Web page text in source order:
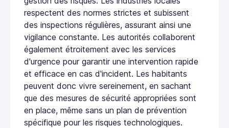
respectent des normes strictes et subissent
des inspections régulières, assurant ainsi une
vigilance constante. Les autorités collaborent
également étroitement avec les services
d'urgence pour garantir une intervention rapide
et efficace en cas d'incident. Les habitants
peuvent donc vivre sereinement, en sachant
que des mesures de sécurité appropriées sont
en place, même sans un plan de prévention
spécifique pour les risques technologiques.